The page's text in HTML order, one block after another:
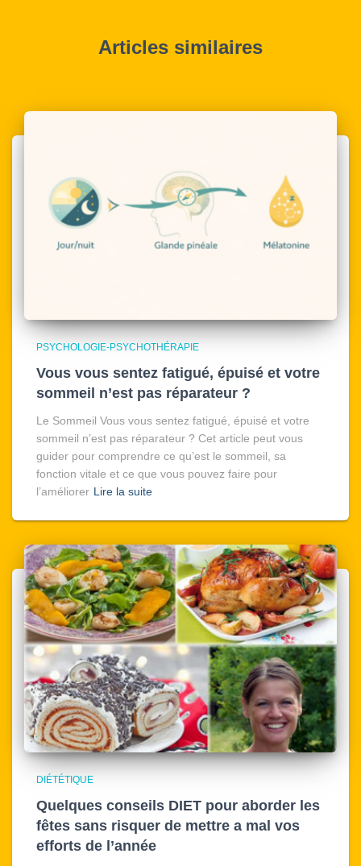
Articles similaires
PSYCHOLOGIE-PSYCHOTHÉRAPIE
Vous vous sentez fatigué, épuisé et votre
sommeil n’est pas réparateur ?
Le Sommeil Vous vous sentez fatigué, épuisé et votre
sommeil n’est pas réparateur ? Cet article peut vous
guider pour comprendre ce qu’est le sommeil, sa
fonction vitale et ce que vous pouvez faire pour
l’améliorer Lire la suite
DIÉTÉTIQUE
Quelques conseils DIET pour aborder les
fêtes sans risquer de mettre a mal vos
efforts de l’année